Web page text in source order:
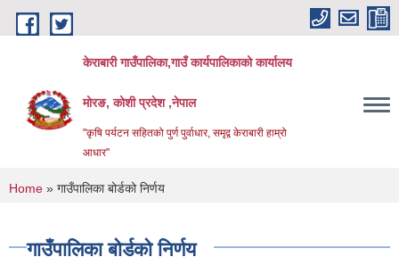
Skip to main content
केराबारी गाउँपालिका,गाउँ कार्यपालिकाको कार्यालय
मोरङ, कोशी प्रदेश ,नेपाल
"कृषि पर्यटन सहितको पुर्ण पुर्वाधार, समृद्व केराबारी हाम्रो
आधार"
You are here
Home » गाउँपालिका बोर्डको निर्णय
गाउँपालिका बोर्डको निर्णय